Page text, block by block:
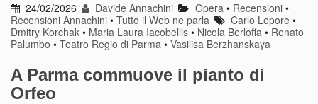
24/02/2026 Davide Annachini Opera• Recensioni•
Recensioni Annachini • Tutto il Web ne parla Carlo Lepore •
Dmitry Korchak • Maria Laura Iacobellis • Nicola Berloffa • Renato
Palumbo • Teatro Regio di Parma • Vasilisa Berzhanskaya
A Parma commuove il pianto di
Orfeo